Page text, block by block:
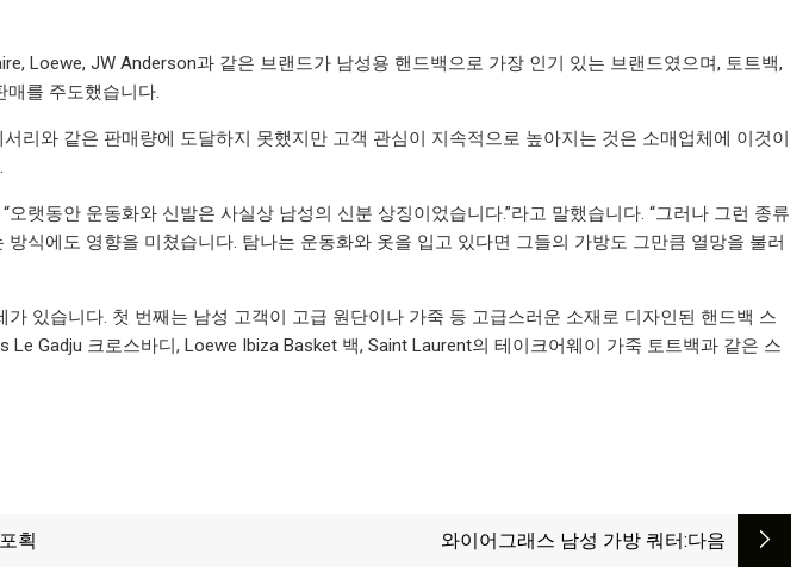
Loewe, JW Anderson과 같은 브랜드가 남성용 핸드백으로 가장 인기 있는 브랜드였으며, 토트백,
를 주도했습니다.
리와 같은 판매량에 도달하지 못했지만 고객 관심이 지속적으로 높아지는 것은 소매업체에 이것이
랫동안 운동화와 신발은 사실상 남성의 신분 상징이었습니다.”라고 말했습니다. “그러나 그런 종류
식에도 영향을 미쳤습니다. 탐나는 운동화와 옷을 입고 있다면 그들의 가방도 그만큼 열망을 불러
있습니다. 첫 번째는 남성 고객이 고급 원단이나 가죽 등 고급스러운 소재로 디자인된 핸드백 스
Gadju 크로스바디, Loewe Ibiza Basket 백, Saint Laurent의 테이크어웨이 가죽 토트백과 같은 스
획 와이어그래스 남성 가방 쿼터:다음